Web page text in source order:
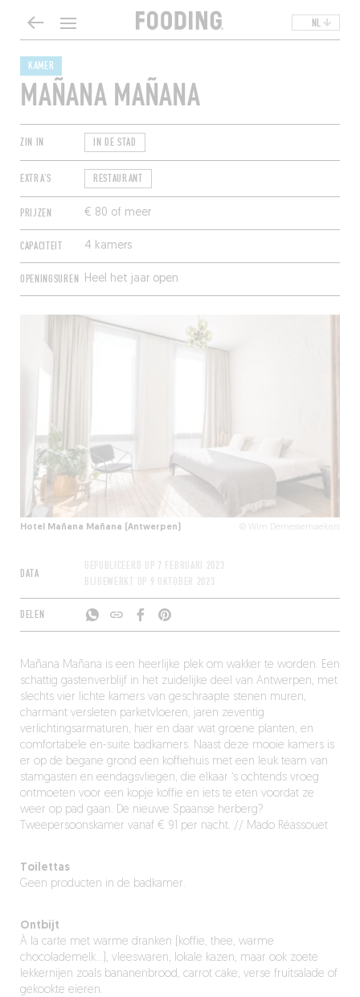
NL
KAMER
MAÑANA MAÑANA
ZIN IN IN DE STAD
EXTRA'S RESTAURANT
PRIJZEN € 80 of meer
CAPACITEIT 4 kamers
OPENINGSUREN Heel het jaar open
Hotel Mañana Mañana (Antwerpen) © Wim Demessemaekers
DATA
GEPUBLICEERD OP 7 FEBRUARI 2023
BIJGEWERKT OP 9 OKTOBER 2023
DELEN
Mañana Mañana is een heerlijke plek om wakker te worden. Een
schattig gastenverblijf in het zuidelijke deel van Antwerpen, met
slechts vier lichte kamers van geschraapte stenen muren,
charmant versleten parketvloeren, jaren zeventig
verlichtingsarmaturen, hier en daar wat groene planten, en
comfortabele en-suite badkamers. Naast deze mooie kamers is
er op de begane grond een koffiehuis met een leuk team van
stamgasten en eendagsvliegen, die elkaar ‘s ochtends vroeg
ontmoeten voor een kopje koffie en iets te eten voordat ze
weer op pad gaan. De nieuwe Spaanse herberg?
Tweepersoonskamer vanaf € 91 per nacht. // Mado Réassouet
Toilettas
Geen producten in de badkamer.
Ontbijt
À la carte met warme dranken (koffie, thee, warme
chocolademelk…), vleeswaren, lokale kazen, maar ook zoete
lekkernijen zoals bananenbrood, carrot cake, verse fruitsalade of
gekookte eieren.